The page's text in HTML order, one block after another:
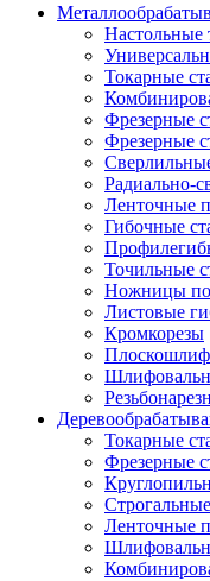
Настольные
Токарные
Фрезерные
Фрезерные
Радиально-
Ленточные
Гибочные
Точильные
Ножницы по
Листовые
Кромкорезы
Токарные
Фрезерные
Ленточные